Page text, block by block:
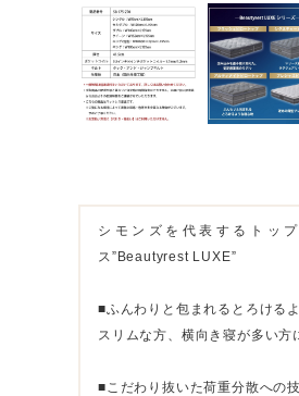
シモンズを代表するトッ
ス”Beautyrest LUXE”
■ふんわりと包まれるとろける
スリムな方、横向き寝が多い方
■こだわり抜いた荷重分散への